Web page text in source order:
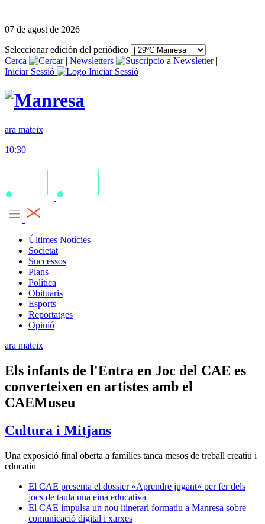
07 de agost de 2026
Seleccionar edición del periódico
Cerca
| Newsletters
|
Iniciar Sessió
ara mateix
10:30
Últimes Notícies
Societat
Successos
Plans
Política
Obituaris
Esports
Reportatges
Opinió
ara mateix
Els infants de l'Entra en Joc del CAE es
converteixen en artistes amb el
CAEMuseu
Cultura i Mitjans
Una exposició final oberta a famílies tanca mesos de treball creatiu i
educatiu
El CAE presenta el dossier «Aprendre jugant» per fer dels
jocs de taula una eina educativa
El CAE impulsa un nou itinerari formatiu a Manresa sobre
comunicació digital i xarxes